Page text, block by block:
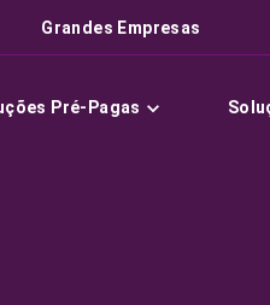
Grandes Empresas
Pré-Pagas